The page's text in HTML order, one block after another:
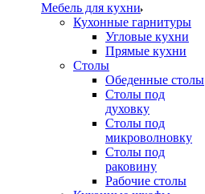
Мебель для кухни
Кухонные гарнитуры
Угловые кухни
Прямые кухни
Столы
Обеденные столы
Столы под
духовку
Столы под
микроволновку
Столы под
раковину
Рабочие столы